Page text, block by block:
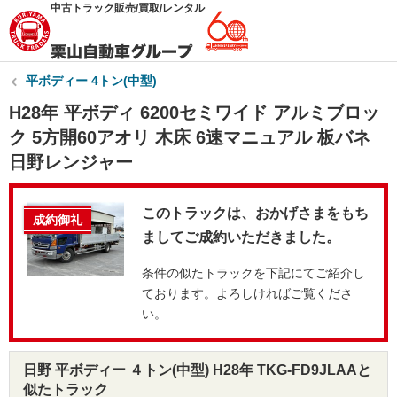
中古トラック販売/買取/レンタル
平ボディー 4トン(中型)
H28年 平ボディ 6200セミワイド アルミブロッ
ク 5方開60アオリ 木床 6速マニュアル 板バネ
日野レンジャー
成約御礼
このトラックは、おかげさまをもち
ましてご成約いただきました。
条件の似たトラックを下記にてご紹介し
ております。よろしければご覧くださ
い。
日野 平ボディー ４トン(中型) H28年 TKG-FD9JLAAと
似たトラック